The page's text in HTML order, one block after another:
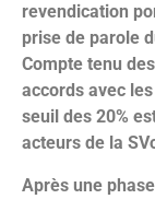
revendication
prise de parole
Compte tenu
accords avec
seuil des 20%
acteurs de la
Après une